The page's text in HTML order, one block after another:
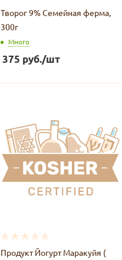
Творог 9% Семейная ферма,
300г
Много
375 руб./шт
Продукт Йогурт Маракуйя (